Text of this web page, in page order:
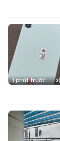
1 phút trước 3